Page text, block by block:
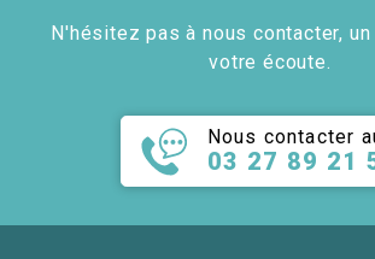
N'hésitez pas à nous contacter,
votre écoute.
Nous contacter
03 27 89 21